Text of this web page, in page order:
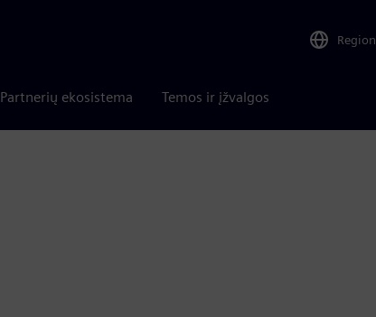
Region
Partnerių ekosistema Temos ir įžvalgos